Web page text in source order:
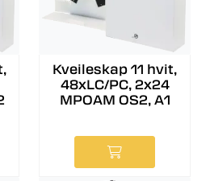
Kveileskap 11 hvit,
48xLC/PC, 2x24
MPOAM OS2, A1